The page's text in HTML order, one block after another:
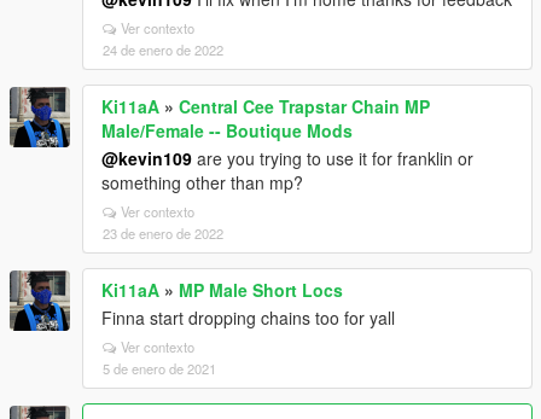
Ver contexto
24 de enero de 2022
Ki11aA » Central Cee Trapstar Chain MP
Male/Female -- Boutique Mods
@kevin109 are you trying to use it for franklin or
something other than mp?
Ver contexto
23 de enero de 2022
Ki11aA » MP Male Short Locs
Finna start dropping chains too for yall
Ver contexto
5 de enero de 2021